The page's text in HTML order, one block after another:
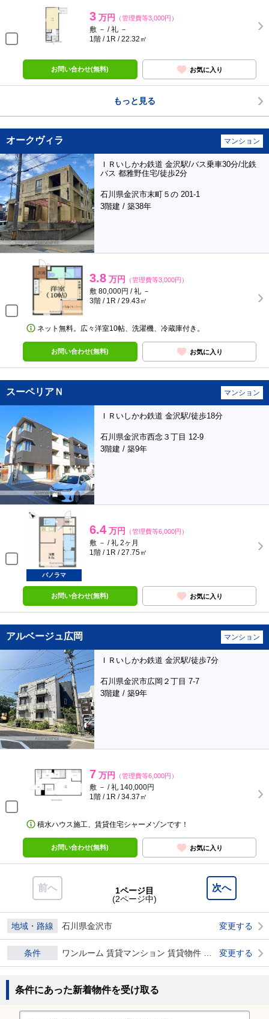
3 万円 （管理費等3,000円）
敷 － / 礼 －
1階 / 1R / 22.32㎡
お問い合わせ(無料) お気に入り
もっと見る
オークヴィラ マンション
ＩＲいしかわ鉄道 金沢駅/バス乗車30分/北鉄
バス 都雅野住宅/徒歩2分
石川県金沢市末町５の 201-1
3階建 / 築38年
3.8 万円 （管理費等3,000円）
敷 80,000円 / 礼 －
3階 / 1R / 29.43㎡
ネット無料。広々洋室10帖、洗濯機、冷蔵庫付き。
お問い合わせ(無料) お気に入り
スーペリアＮ マンション
ＩＲいしかわ鉄道 金沢駅/徒歩18分
石川県金沢市西念３丁目 12-9
3階建 / 築9年
6.4 万円 （管理費等6,000円）
敷 － / 礼 2ヶ月
1階 / 1R / 27.75㎡
パノラマ
お問い合わせ(無料) お気に入り
アルベージュ広岡 マンション
ＩＲいしかわ鉄道 金沢駅/徒歩7分
石川県金沢市広岡２丁目 7-7
3階建 / 築9年
7 万円 （管理費等6,000円）
敷 － / 礼 140,000円
1階 / 1R / 34.37㎡
積水ハウス施工、賃貸住宅シャーメゾンです！
お問い合わせ(無料) お気に入り
前へ 次へ
1ページ目
(2ページ中)
地域・路線 石川県金沢市 変更する
条件 変更する
条件にあった新着物件を受け取る